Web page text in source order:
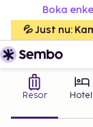
Boka
💦 Just nu:
Resor Hotell